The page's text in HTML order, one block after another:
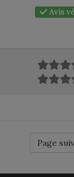
Avis
Page